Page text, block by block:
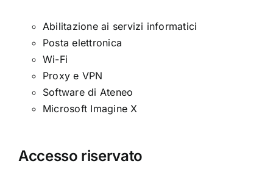
Abilitazione ai servizi informatici
Posta elettronica
Wi-Fi
Proxy e VPN
Software di Ateneo
Microsoft Imagine X
Accesso riservato